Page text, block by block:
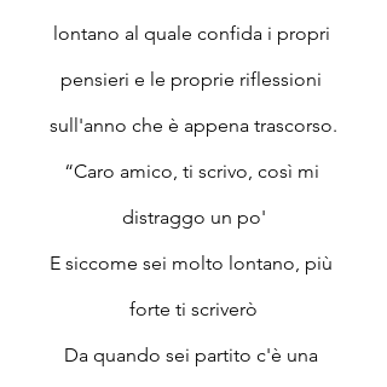
lontano al quale confida i propri
pensieri e le proprie riflessioni
sull'anno che è appena trascorso.
“Caro amico, ti scrivo, così mi
distraggo un po'
E siccome sei molto lontano, più
forte ti scriverò
Da quando sei partito c'è una